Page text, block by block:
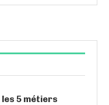
5 métiers